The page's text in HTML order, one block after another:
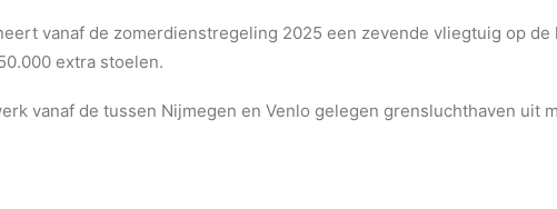
vanaf de zomerdienstregeling 2025 een zevende vliegtuig op de
extra stoelen.
vanaf de tussen Nijmegen en Venlo gelegen grensluchthaven uit